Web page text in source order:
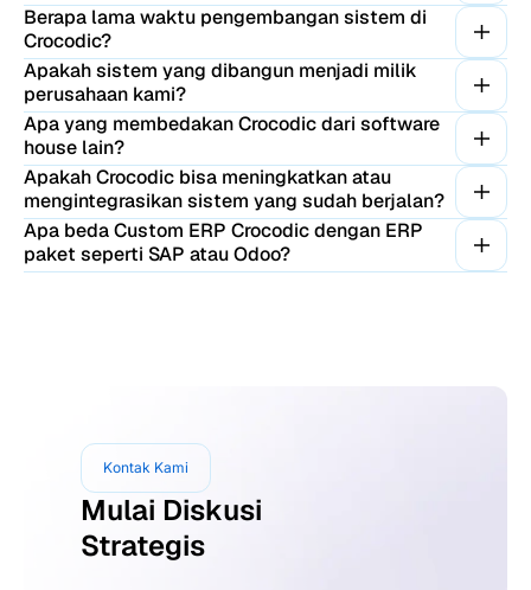
Berapa lama waktu pengembangan sistem di
Crocodic?
Apakah sistem yang dibangun menjadi milik
perusahaan kami?
Apa yang membedakan Crocodic dari software
house lain?
Apakah Crocodic bisa meningkatkan atau
mengintegrasikan sistem yang sudah berjalan?
Apa beda Custom ERP Crocodic dengan ERP
paket seperti SAP atau Odoo?
Kontak Kami
Mulai Diskusi
Strategis